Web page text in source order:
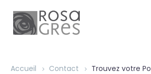
Accueil Contact Trouvez votre